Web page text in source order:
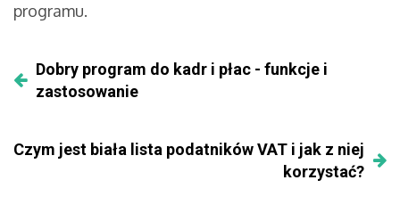
programu.
Dobry program do kadr i płac - funkcje i
zastosowanie
Czym jest biała lista podatników VAT i jak z niej
korzystać?